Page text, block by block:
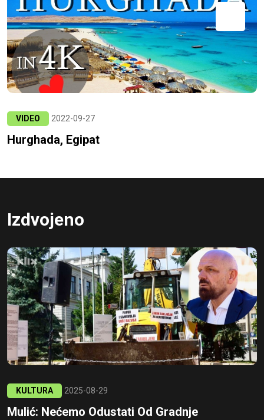
VIDEO 2022-09-27
Hurghada, Egipat
Izdvojeno
KULTURA 2025-08-29
Mulić: Nećemo Odustati Od Gradnje